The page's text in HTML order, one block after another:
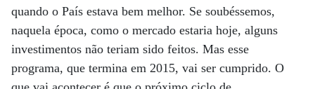
quando o País estava bem melhor. Se soubéssemos,
naquela época, como o mercado estaria hoje, alguns
investimentos não teriam sido feitos. Mas esse
programa, que termina em 2015, vai ser cumprido. O